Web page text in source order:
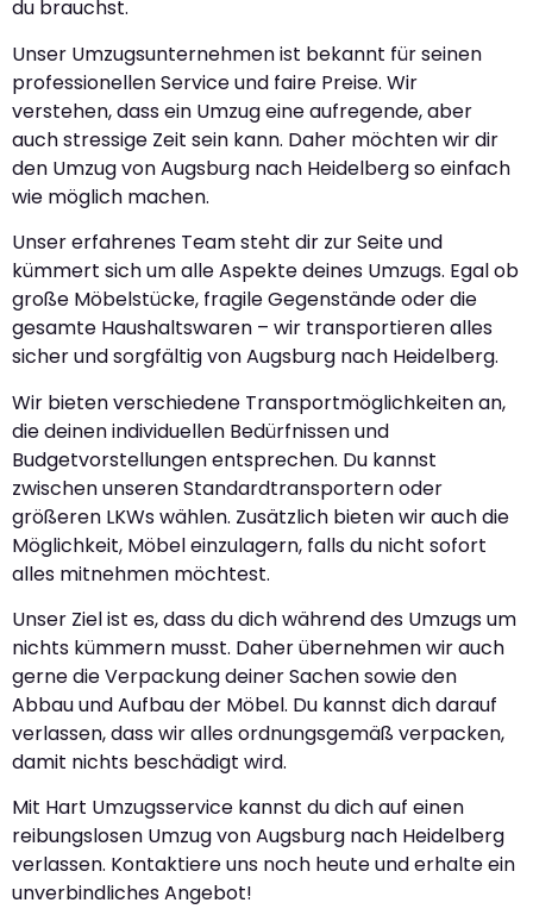
du brauchst.
Unser Umzugsunternehmen ist bekannt für seinen
professionellen Service und faire Preise. Wir
verstehen, dass ein Umzug eine aufregende, aber
auch stressige Zeit sein kann. Daher möchten wir dir
den Umzug von Augsburg nach Heidelberg so einfach
wie möglich machen.
Unser erfahrenes Team steht dir zur Seite und
kümmert sich um alle Aspekte deines Umzugs. Egal ob
große Möbelstücke, fragile Gegenstände oder die
gesamte Haushaltswaren – wir transportieren alles
sicher und sorgfältig von Augsburg nach Heidelberg.
Wir bieten verschiedene Transportmöglichkeiten an,
die deinen individuellen Bedürfnissen und
Budgetvorstellungen entsprechen. Du kannst
zwischen unseren Standardtransportern oder
größeren LKWs wählen. Zusätzlich bieten wir auch die
Möglichkeit, Möbel einzulagern, falls du nicht sofort
alles mitnehmen möchtest.
Unser Ziel ist es, dass du dich während des Umzugs um
nichts kümmern musst. Daher übernehmen wir auch
gerne die Verpackung deiner Sachen sowie den
Abbau und Aufbau der Möbel. Du kannst dich darauf
verlassen, dass wir alles ordnungsgemäß verpacken,
damit nichts beschädigt wird.
Mit Hart Umzugsservice kannst du dich auf einen
reibungslosen Umzug von Augsburg nach Heidelberg
verlassen. Kontaktiere uns noch heute und erhalte ein
unverbindliches Angebot!